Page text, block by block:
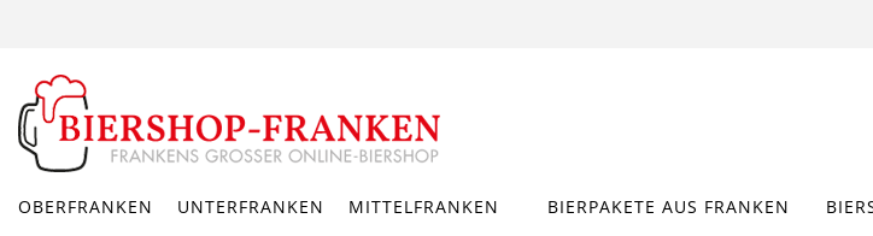
INHALT
OBERFRANKEN UNTERFRANKEN MITTELFRANKEN BIERPAKETE AUS FRANKEN